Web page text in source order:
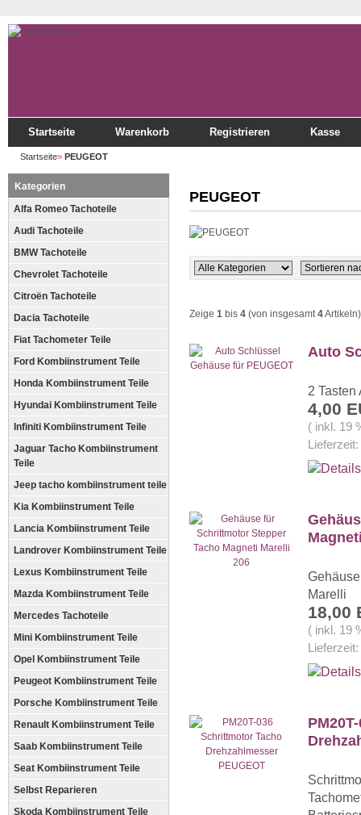
Startseite Warenkorb Registrieren Kasse
Startseite» PEUGEOT
Kategorien
Alfa Romeo Tachoteile
Audi Tachoteile
BMW Tachoteile
Chevrolet Tachoteile
Citroën Tachoteile
Dacia Tachoteile
Fiat Tachometer Teile
Ford Kombiinstrument Teile
Honda Kombiinstrument Teile
Hyundai Kombiinstrument Teile
Infiniti Kombiinstrument Teile
Jaguar Tacho Kombiinstrument
Teile
Jeep tacho kombiinstrument teile
Kia Kombiinstrument Teile
Lancia Kombiinstrument Teile
Landrover Kombiinstrument Teile
Lexus Kombiinstrument Teile
Mazda Kombiinstrument Teile
Mercedes Tachoteile
Mini Kombiinstrument Teile
Opel Kombiinstrument Teile
Peugeot Kombiinstrument Teile
Porsche Kombiinstrument Teile
Renault Kombiinstrument Teile
Saab Kombiinstrument Teile
Seat Kombiinstrument Teile
Selbst Reparieren
Skoda Kombiinstrument Teile
PEUGEOT
Zeige 1 bis 4 (von insgesamt4Artikeln)
Auto
2
4,00
( inkl. 19
Lieferzeit:
Marelli
18,00
( inkl. 19
Lieferzeit: